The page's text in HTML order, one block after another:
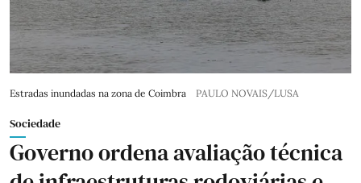
Estradas inundadas na zona de Coimbra PAULO NOVAIS/LUSA
Sociedade
Governo ordena avaliação técnica